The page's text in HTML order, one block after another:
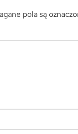
pola są